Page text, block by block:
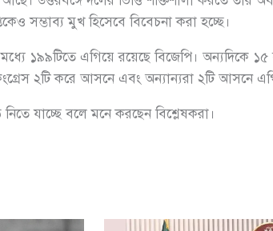
সম্ভাব্য মুখ হিসেবে বিবেচনা করা হচ্ছে।
১৯৯টিতে এগিয়ে রয়েছে বিজেপি। অন্যদিকে
২টি করে আসনে এবং অন্যান্যরা ২টি আসনে
যাচ্ছে বলে মনে করছেন বিশ্লেষকরা।